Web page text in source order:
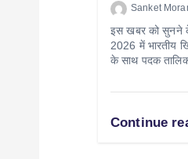
Sanket
इस खबर को सुनने
2026 में भारतीय
के साथ पदक
Continue